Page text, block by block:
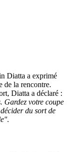
Diatta a exprimé
de la rencontre.
Diatta a déclaré :
Gardez votre coupe
du sort de